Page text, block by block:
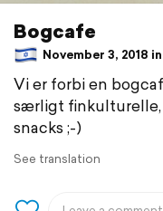
Bogcafe
November 3, 2018 in
Vi er forbi en
særligt finkulturelle,
snacks ;-)
See translation